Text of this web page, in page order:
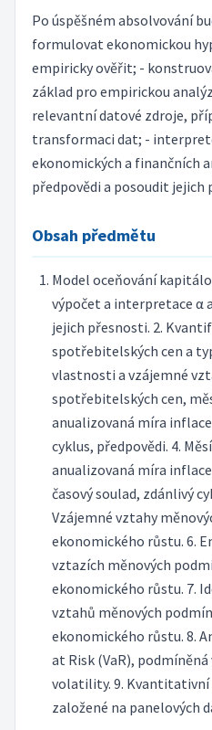
Po úspěšném absolvování
formulovat ekonomickou
empiricky ověřit; -
základ pro empirickou
relevantní datové zdroje,
transformaci dat; -
ekonomických a finančních
předpovědi a posoudit jejich
Obsah předmětu
Model oceňování
výpočet a interpretace α
jejich přesnosti. 2.
spotřebitelských cen a
vlastnosti a vzájemné
spotřebitelských cen,
anualizovaná míra
cyklus, předpovědi. 4.
anualizovaná míra
časový soulad, zdánlivý
Vzájemné vztahy
ekonomického růstu. 6.
vztazích měnových
ekonomického růstu. 7.
vztahů měnových
ekonomického růstu. 8.
at Risk (VaR),
volatility. 9. Kvantitativní
založené na panelových